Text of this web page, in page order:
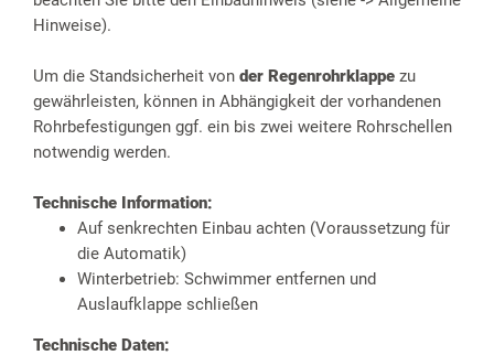
Hinweise).
Um die Standsicherheit von der Regenrohrklappe zu
gewährleisten, können in Abhängigkeit der vorhandenen
Rohrbefestigungen ggf. ein bis zwei weitere Rohrschellen
notwendig werden.
Technische Information:
Auf senkrechten Einbau achten (Voraussetzung für
die Automatik)
Winterbetrieb: Schwimmer entfernen und
Auslaufklappe schließen
Technische Daten: